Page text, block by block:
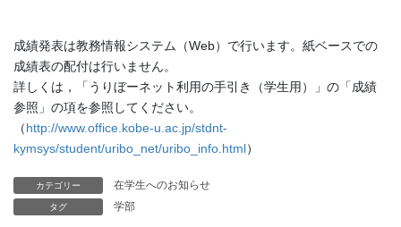
成績発表は教務情報システム（Web）で行います。紙ベースでの
成績表の配付は行いません。
詳しくは，「うりぼーネット利用の手引き（学生用）」の「成績
参照」の項を参照してください。
（http://www.office.kobe-u.ac.jp/stdnt-
kymsys/student/uribo_net/uribo_info.html）
カテゴリー 在学生へのお知らせ
タグ 学部